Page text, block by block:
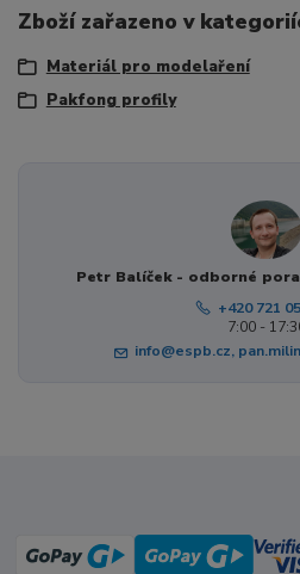
Zboží zařazeno v
Materiál pro modelaření
Pakfong profily
Petr Balíček - odborné
+420 721
7:00 -
info@espb.cz,